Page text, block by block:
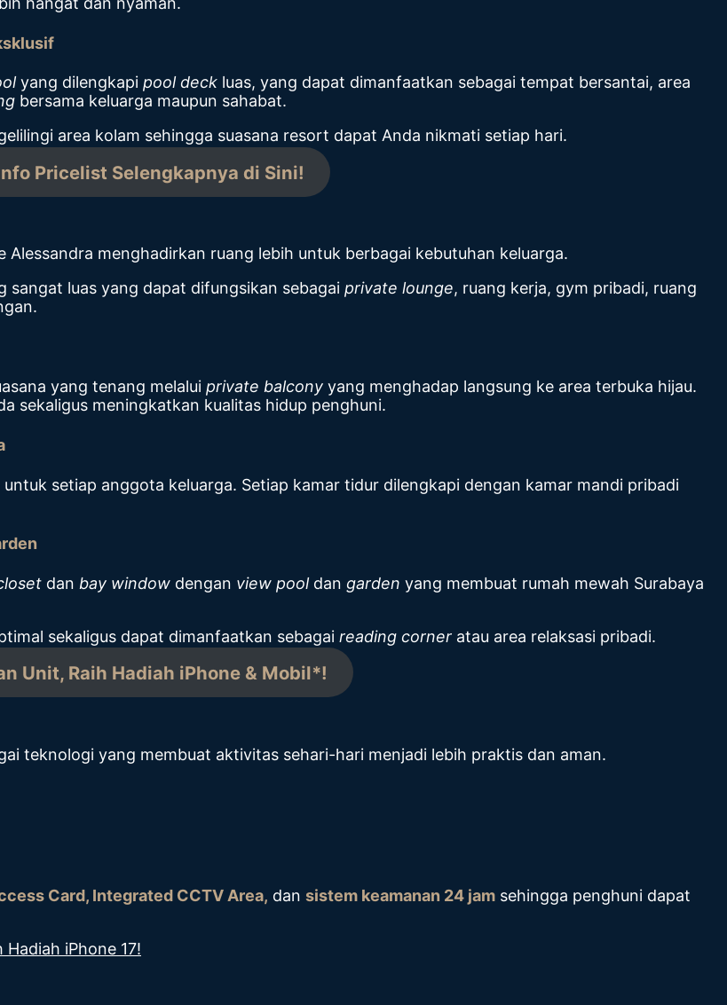
yang dilengkapi pool deck luas, yang dapat dimanfaatkan sebagai tempat bersantai, area
bersama keluarga maupun sahabat.
area kolam sehingga suasana resort dapat Anda nikmati setiap hari.
Pricelist Selengkapnya di Sini!
menghadirkan ruang lebih untuk berbagai kebutuhan keluarga.
sangat luas yang dapat difungsikan sebagai private lounge, ruang kerja, gym pribadi, ruang
yang tenang melalui private balcony yang menghadap langsung ke area terbuka hijau.
sekaligus meningkatkan kualitas hidup penghuni.
setiap anggota keluarga. Setiap kamar tidur dilengkapi dengan kamar mandi pribadi
dan bay window dengan view pool dan garden yang membuat rumah mewah Surabaya
sekaligus dapat dimanfaatkan sebagai reading corner atau area relaksasi pribadi.
Unit, Raih Hadiah iPhone & Mobil*!
teknologi yang membuat aktivitas sehari-hari menjadi lebih praktis dan aman.
Card, Integrated CCTV Area, dan sistem keamanan 24 jam sehingga penghuni dapat
iPhone 17!